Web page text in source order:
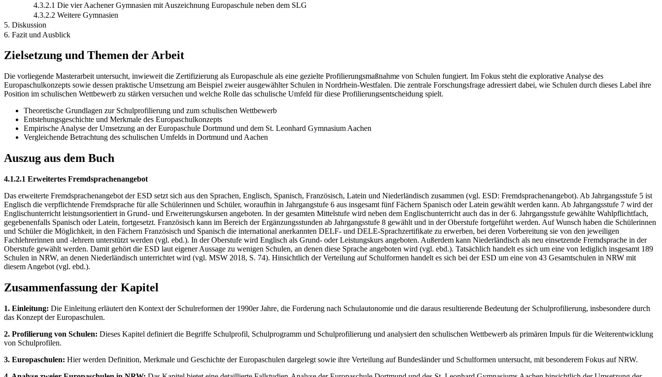
4.3.2.1 Die vier Aachener Gymnasien mit Auszeichnung Europaschule neben dem SLG
4.3.2.2 Weitere Gymnasien
5. Diskussion
6. Fazit und Ausblick
Zielsetzung und Themen der Arbeit
Die vorliegende Masterarbeit untersucht, inwieweit die Zertifizierung als Europaschule als eine gezielte Profilierungsmaßnahme von Schulen fungiert. Im Fokus steht die explorative Analyse des
Europaschulkonzepts sowie dessen praktische Umsetzung am Beispiel zweier ausgewählter Schulen in Nordrhein-Westfalen. Die zentrale Forschungsfrage adressiert dabei, wie Schulen durch dieses Label ihre
Position im schulischen Wettbewerb zu stärken versuchen und welche Rolle das schulische Umfeld für diese Profilierungsentscheidung spielt.
Theoretische Grundlagen zur Schulprofilierung und zum schulischen Wettbewerb
Entstehungsgeschichte und Merkmale des Europaschulkonzepts
Empirische Analyse der Umsetzung an der Europaschule Dortmund und dem St. Leonhard Gymnasium Aachen
Vergleichende Betrachtung des schulischen Umfelds in Dortmund und Aachen
Auszug aus dem Buch
4.1.2.1 Erweitertes Fremdsprachenangebot
Das erweiterte Fremdsprachenangebot der ESD setzt sich aus den Sprachen, Englisch, Spanisch, Französisch, Latein und Niederländisch zusammen (vgl. ESD: Fremdsprachenangebot). Ab Jahrgangsstufe 5 ist
Englisch die verpflichtende Fremdsprache für alle Schülerinnen und Schüler, woraufhin in Jahrgangstufe 6 aus insgesamt fünf Fächern Spanisch oder Latein gewählt werden kann. Ab Jahrgangsstufe 7 wird der
Englischunterricht leistungsorientiert in Grund- und Erweiterungskursen angeboten. In der gesamten Mittelstufe wird neben dem Englischunterricht auch das in der 6. Jahrgangsstufe gewählte Wahlpflichtfach,
gegebenenfalls Spanisch oder Latein, fortgesetzt. Französisch kann im Bereich der Ergänzungsstunden ab Jahrgangsstufe 8 gewählt und in der Oberstufe fortgeführt werden. Auf Wunsch haben die Schülerinnen
und Schüler die Möglichkeit, in den Fächern Französisch und Spanisch die international anerkannten DELF- und DELE-Sprachzertifikate zu erwerben, bei deren Vorbereitung sie von den jeweiligen
Fachlehrerinnen und -lehrern unterstützt werden (vgl. ebd.). In der Oberstufe wird Englisch als Grund- oder Leistungskurs angeboten. Außerdem kann Niederländisch als neu einsetzende Fremdsprache in der
Oberstufe gewählt werden. Damit gehört die ESD laut eigener Aussage zu wenigen Schulen, an denen diese Sprache angeboten wird (vgl. ebd.). Tatsächlich handelt es sich um eine von lediglich insgesamt 189
Schulen in NRW, an denen Niederländisch unterrichtet wird (vgl. MSW 2018, S. 74). Hinsichtlich der Verteilung auf Schulformen handelt es sich bei der ESD um eine von 43 Gesamtschulen in NRW mit
diesem Angebot (vgl. ebd.).
Zusammenfassung der Kapitel
1. Einleitung: Die Einleitung erläutert den Kontext der Schulreformen der 1990er Jahre, die Forderung nach Schulautonomie und die daraus resultierende Bedeutung der Schulprofilierung, insbesondere durch
das Konzept der Europaschulen.
2. Profilierung von Schulen: Dieses Kapitel definiert die Begriffe Schulprofil, Schulprogramm und Schulprofilierung und analysiert den schulischen Wettbewerb als primären Impuls für die Weiterentwicklung
von Schulprofilen.
3. Europaschulen: Hier werden Definition, Merkmale und Geschichte der Europaschulen dargelegt sowie ihre Verteilung auf Bundesländer und Schulformen untersucht, mit besonderem Fokus auf NRW.